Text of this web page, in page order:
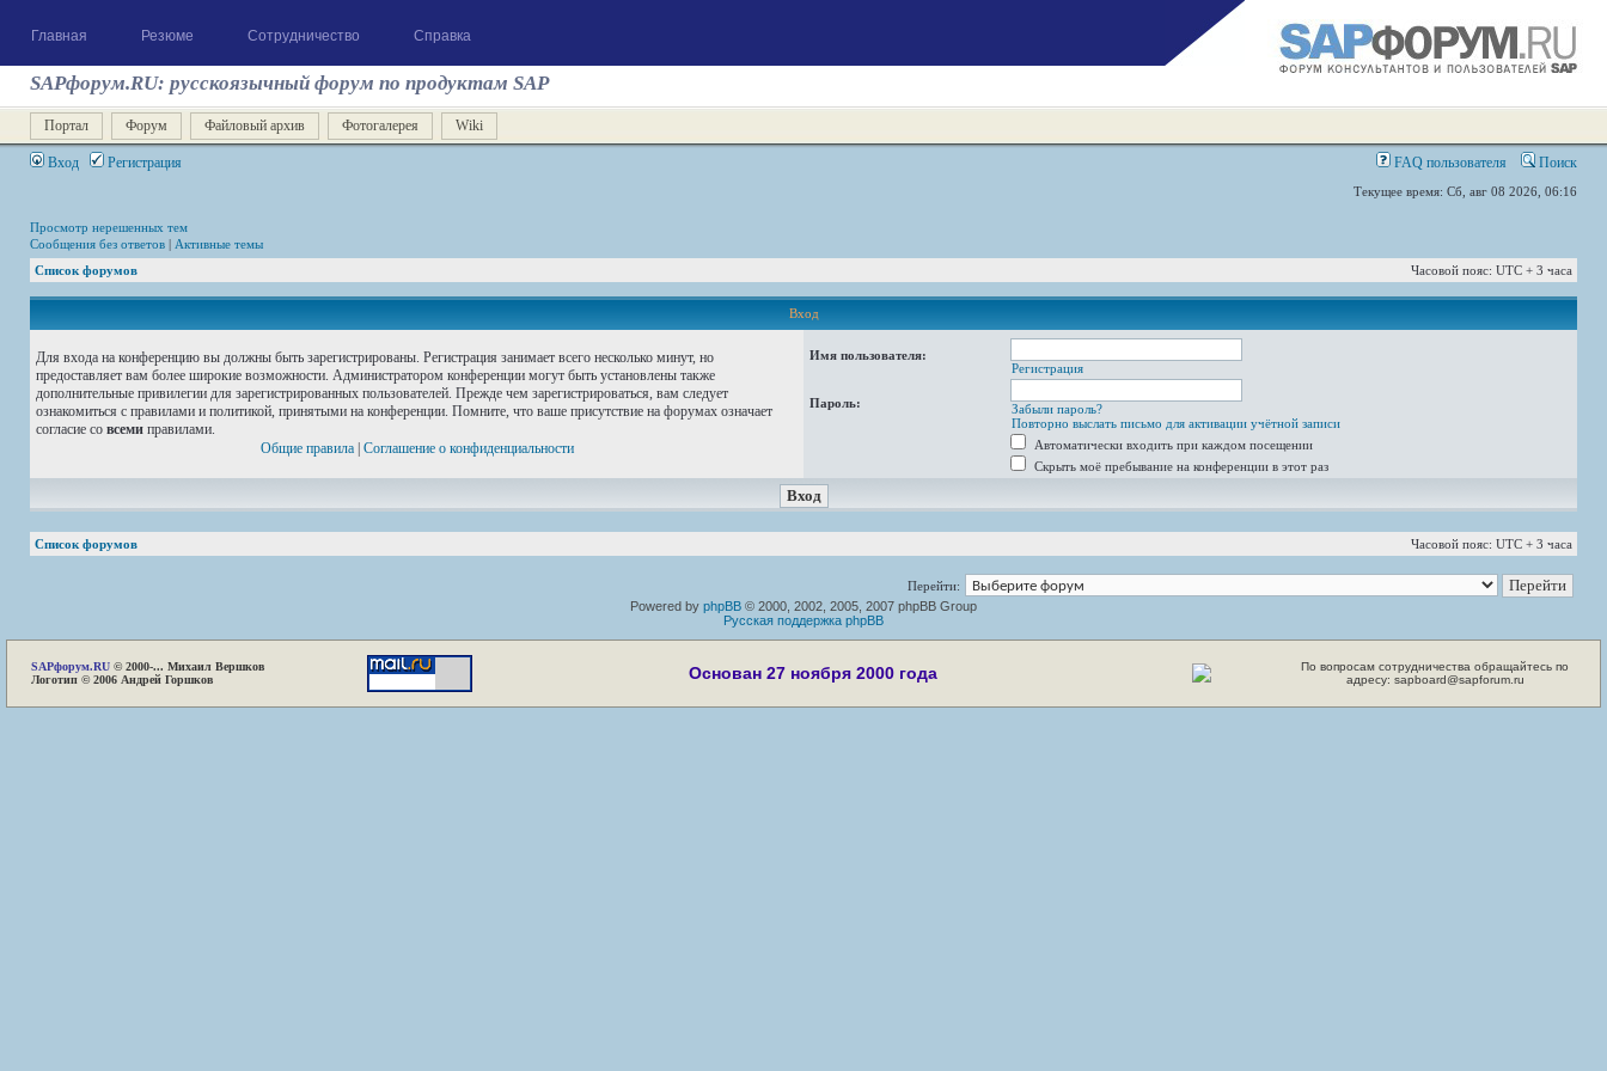
Главная Резюме Сотрудничество Справка
SAPфорум.RU: русскоязычный форум по продуктам SAP
Портал Форум Файловый архив Фотогалерея Wiki
Вход Регистрация FAQ пользователя Поиск
Текущее время: Сб, авг 08 2026, 06:16
Просмотр нерешенных тем
Сообщения без ответов | Активные темы
Список форумов
Часовой пояс: UTC + 3 часа
Вход
Для входа на конференцию вы должны быть зарегистрированы. Регистрация занимает всего несколько минут, но
предоставляет вам более широкие возможности. Администратором конференции могут быть установлены также
дополнительные привилегии для зарегистрированных пользователей. Прежде чем зарегистрироваться, вам следует
ознакомиться с правилами и политикой, принятыми на конференции. Помните, что ваше присутствие на форумах означает
согласие со всеми правилами.
Общие правила| Соглашение о конфиденциальности
Имя пользователя:
Регистрация
Пароль:
Забыли пароль?
Повторно выслать письмо для активации учётной записи
Автоматически входить при каждом посещении
Скрыть моё пребывание на конференции в этот раз
Список форумов Часовой пояс: UTC + 3 часа
Перейти:
Powered by phpBB © 2000, 2002, 2005, 2007 phpBB Group
Русская поддержка phpBB
SAPфорум.RU © 2000-... Михаил Вершков
Логотип © 2006 Андрей Горшков
Основан 27 ноября 2000 года
По вопросам сотрудничества обращайтесь по
адресу: sapboard@sapforum.ru